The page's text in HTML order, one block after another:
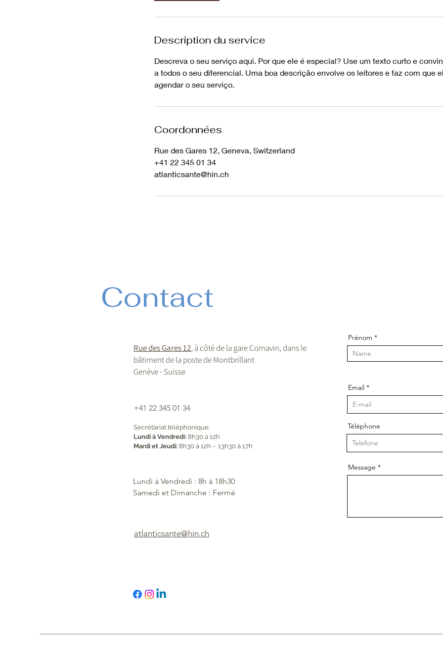
Description du service
Descreva o seu serviço aqui. Por que ele é especial? Use um texto curto e
a todos o seu diferencial. Uma boa descrição envolve os leitores e faz com que
agendar o seu serviço.
Coordonnées
Rue des Gares 12, Geneva, Switzerland
+41 22 345 01 34
atlanticsante@hin.ch
Contact
Rue des Gares 12, à côté de la gare Cornavin, dans le
bâtiment de la poste de Montbrillant
Genève - Suisse
+41 22 345 01 34
Secrétariat téléphonique:
Lundi à Vendredi: 8h30 à 12h
Mardi et Jeudi: 8h30 à 12h - 13h30 à 17h
Lundi à Vendredi : 8h à 18h30
Samedi et Dimanche : Fermé
atlanticsante@hin.ch
Prénom
Email
Téléphone
Message